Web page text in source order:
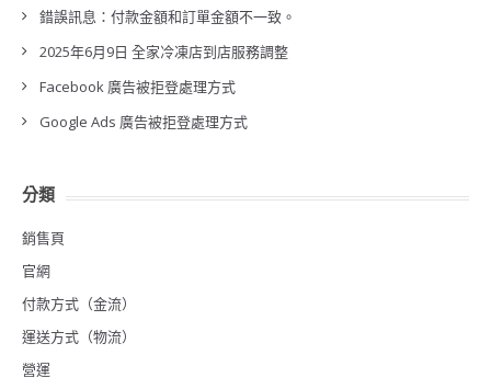
錯誤訊息：付款金額和訂單金額不一致。
2025年6月9日 全家冷凍店到店服務調整
Facebook 廣告被拒登處理方式
Google Ads 廣告被拒登處理方式
分類
銷售頁
官網
付款方式（金流）
運送方式（物流）
營運